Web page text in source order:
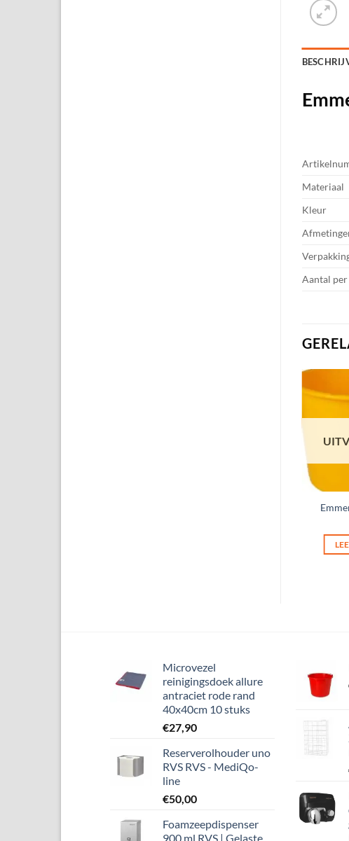
Materiaal
Kleur
Aantal
Microvezel
reinigingsdoek allure
antraciet rode rand
40x40cm 10 stuks
€27,90
Reserverolhouder uno
RVS RVS - MediQo-
line
€50,00
Foamzeepdispenser
900 ml RVS | Gelaste